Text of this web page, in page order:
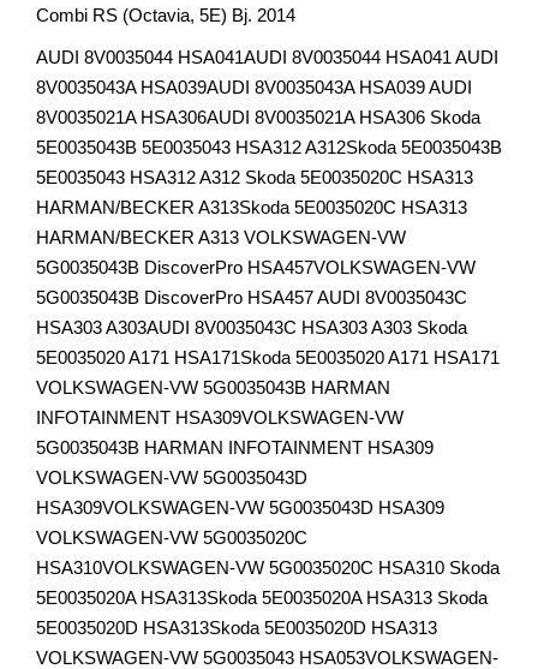
Combi RS (Octavia, 5E) Bj. 2014
AUDI 8V0035044 HSA041AUDI 8V0035044 HSA041 AUDI
8V0035043A HSA039AUDI 8V0035043A HSA039 AUDI
8V0035021A HSA306AUDI 8V0035021A HSA306 Skoda
5E0035043B 5E0035043 HSA312 A312Skoda 5E0035043B
5E0035043 HSA312 A312 Skoda 5E0035020C HSA313
HARMAN/BECKER A313Skoda 5E0035020C HSA313
HARMAN/BECKER A313 VOLKSWAGEN-VW
5G0035043B DiscoverPro HSA457VOLKSWAGEN-VW
5G0035043B DiscoverPro HSA457 AUDI 8V0035043C
HSA303 A303AUDI 8V0035043C HSA303 A303 Skoda
5E0035020 A171 HSA171Skoda 5E0035020 A171 HSA171
VOLKSWAGEN-VW 5G0035043B HARMAN
INFOTAINMENT HSA309VOLKSWAGEN-VW
5G0035043B HARMAN INFOTAINMENT HSA309
VOLKSWAGEN-VW 5G0035043D
HSA309VOLKSWAGEN-VW 5G0035043D HSA309
VOLKSWAGEN-VW 5G0035020C
HSA310VOLKSWAGEN-VW 5G0035020C HSA310 Skoda
5E0035020A HSA313Skoda 5E0035020A HSA313 Skoda
5E0035020D HSA313Skoda 5E0035020D HSA313
VOLKSWAGEN-VW 5G0035043 HSA053VOLKSWAGEN-